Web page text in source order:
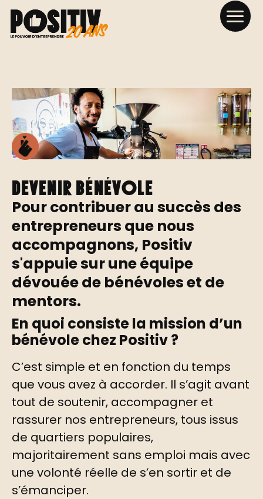
Devenir bénévole
Pour contribuer au succès des
entrepreneurs que nous
accompagnons, Positiv
s'appuie sur une équipe
dévouée de bénévoles et de
mentors.
En quoi consiste la mission d’un
bénévole chez Positiv ?
C’est simple et en fonction du temps
que vous avez à accorder. Il s’agit avant
tout de soutenir, accompagner et
rassurer nos entrepreneurs, tous issus
de quartiers populaires,
majoritairement sans emploi mais avec
une volonté réelle de s’en sortir et de
s’émanciper.